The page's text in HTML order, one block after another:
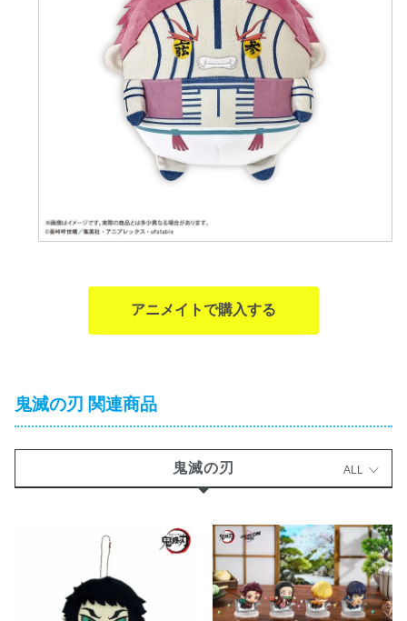
アニメイトで購入する
鬼滅の刃 関連商品
鬼滅の刃 ALL